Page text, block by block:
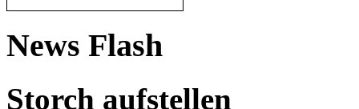
News Flash
Storch aufstellen